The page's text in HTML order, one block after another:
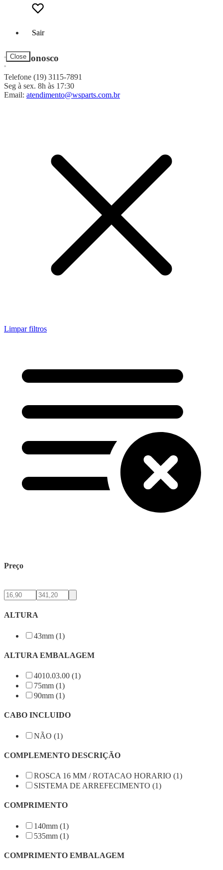
Sair
Close
Fale Conosco
Telefone (19) 3115-7891
Seg à sex. 8h às 17:30
Email: atendimento@wsparts.com.br
Limpar filtros
Preço
ALTURA
43mm (1)
ALTURA EMBALAGEM
4010.03.00 (1)
75mm (1)
90mm (1)
CABO INCLUIDO
NÃO (1)
COMPLEMENTO DESCRIÇÃO
ROSCA 16 MM / ROTACAO HORARIO (1)
SISTEMA DE ARREFECIMENTO (1)
COMPRIMENTO
140mm (1)
535mm (1)
COMPRIMENTO EMBALAGEM